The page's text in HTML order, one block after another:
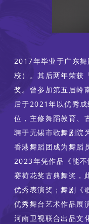
2017年毕业于广东
校）。其后两年荣获
奖。曾参加第五届岭
后于2021年以优秀
位，主修舞蹈教育、
聘于无锡市歌舞剧院
香港舞蹈团成为舞蹈
2023年凭作品《能
赛荷花奖古典舞奖，
优秀表演奖；舞剧《
优秀舞台艺术作品展
河南卫视联合出品文